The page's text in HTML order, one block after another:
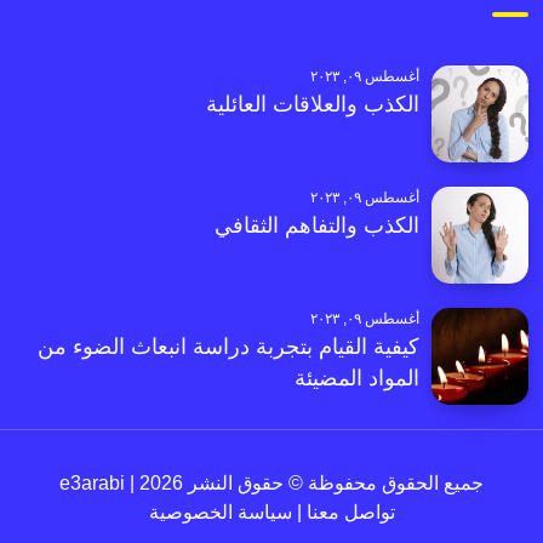
أغسطس ٠٩, ٢٠٢٣
الكذب والعلاقات العائلية
أغسطس ٠٩, ٢٠٢٣
الكذب والتفاهم الثقافي
أغسطس ٠٩, ٢٠٢٣
كيفية القيام بتجربة دراسة انبعاث الضوء من
المواد المضيئة
جميع الحقوق محفوظة © حقوق النشر 2026 | e3arabi
تواصل معنا
سياسة الخصوصية